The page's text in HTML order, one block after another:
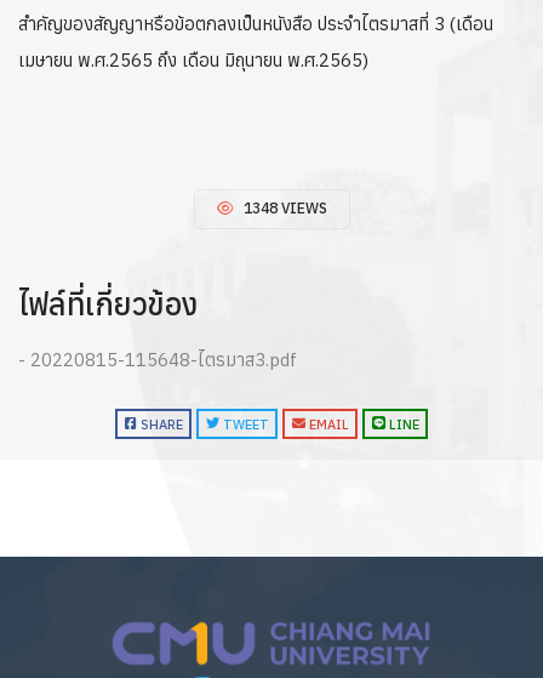
สำคัญของสัญญาหรือข้อตกลงเป็นหนังสือ ประจำไตรมาสที่ 3 (เดือน
เมษายน พ.ศ.2565 ถึง เดือน มิถุนายน พ.ศ.2565)
1348 VIEWS
ไฟล์ที่เกี่ยวข้อง
- 20220815-115648-ไตรมาส3.pdf
SHARE TWEET EMAIL LINE